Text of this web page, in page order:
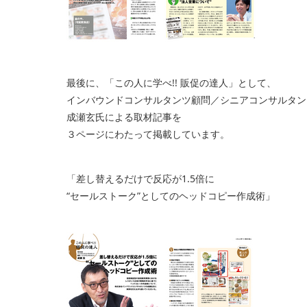
最後に、「この人に学べ!! 販促の達人」として、
インバウンドコンサルタンツ顧問／シニアコンサルタ
成瀬玄氏による取材記事を
３ページにわたって掲載しています。
「差し替えるだけで反応が1.5倍に
“セールストーク”としてのヘッドコピー作成術」